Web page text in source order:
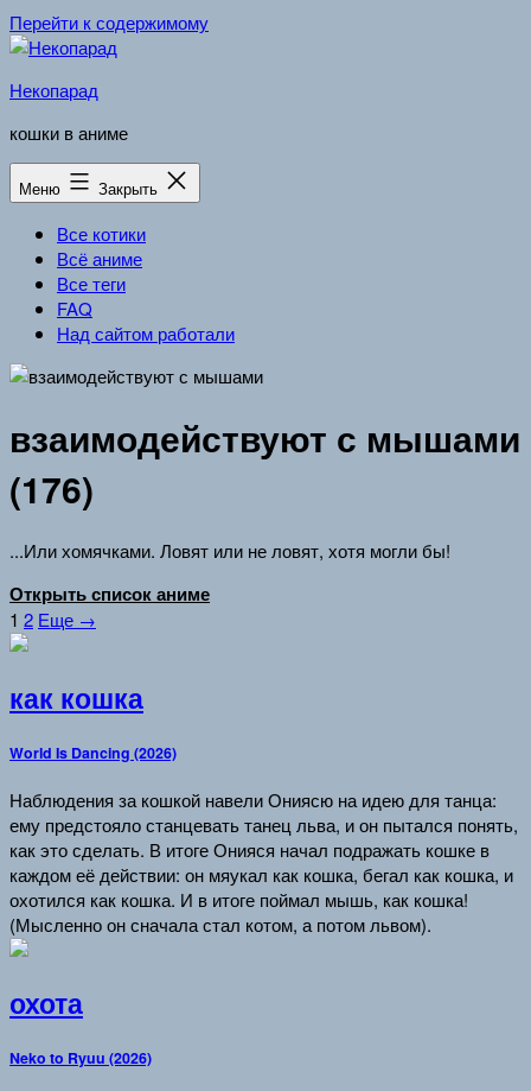
Перейти к содержимому
Некопарад
кошки в аниме
Меню Закрыть
Все котики
Всё аниме
Все теги
FAQ
Над сайтом работали
взаимодействуют с мышами
(176)
...Или хомячками. Ловят или не ловят, хотя могли бы!
Открыть список аниме
1 2 Еще →
как кошка
World Is Dancing (2026)
Наблюдения за кошкой навели Ониясю на идею для танца:
ему предстояло станцевать танец льва, и он пытался понять,
как это сделать. В итоге Онияся начал подражать кошке в
каждом её действии: он мяукал как кошка, бегал как кошка, и
охотился как кошка. И в итоге поймал мышь, как кошка!
(Мысленно он сначала стал котом, а потом львом).
охота
Neko to Ryuu (2026)